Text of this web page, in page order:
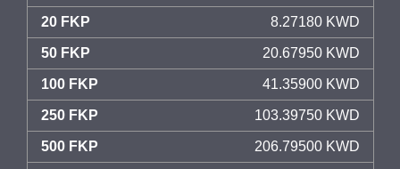
20 FKP 8.27180 KWD
50 FKP 20.67950 KWD
100 FKP 41.35900 KWD
250 FKP 103.39750 KWD
500 FKP 206.79500 KWD